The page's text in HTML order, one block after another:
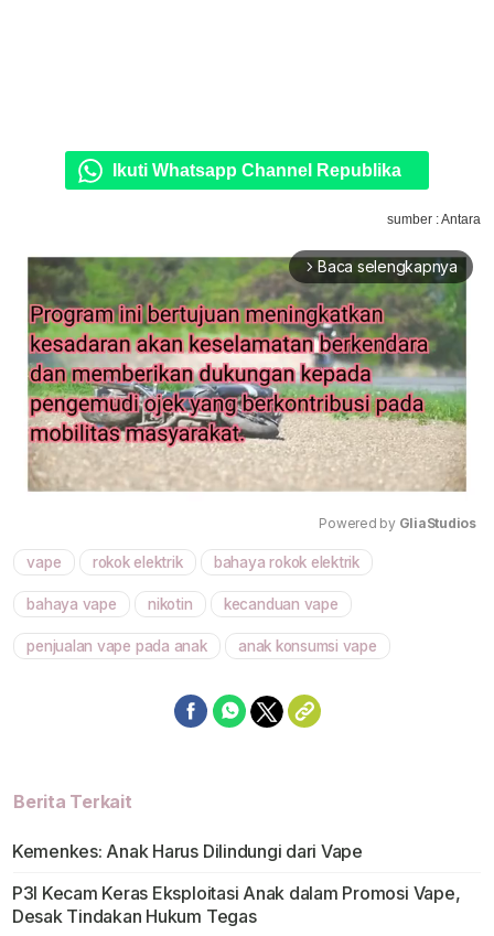
Ikuti Whatsapp Channel Republika
sumber : Antara
arrow_forward_ios Baca selengkapnya
Powered by GliaStudios
vape rokok elektrik bahaya rokok elektrik
bahaya vape nikotin kecanduan vape
penjualan vape pada anak anak konsumsi vape
Berita Terkait
Kemenkes: Anak Harus Dilindungi dari Vape
P3I Kecam Keras Eksploitasi Anak dalam Promosi Vape,
Desak Tindakan Hukum Tegas